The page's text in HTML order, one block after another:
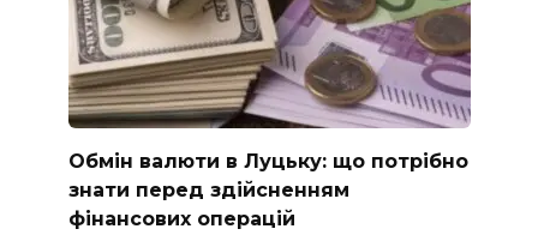
Обмін валюти в Луцьку: що потрібно
знати перед здійсненням
фінансових операцій